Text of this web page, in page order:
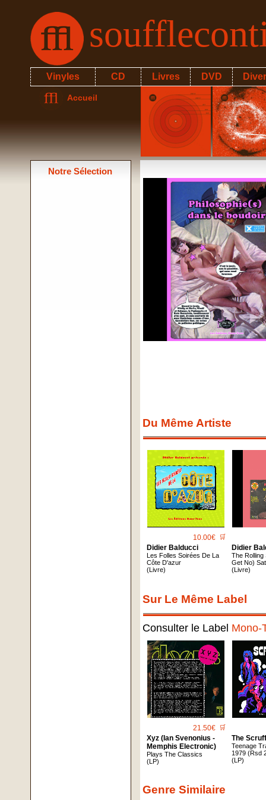
Vinyles CD Livres DVD
Accueil
Notre Sélection
Du Même Artiste
10.00€ 🛒
Didier Balducci
Les Folles Soirées De La
Côte D'azur
(Livre)
Didier
The
Get No)
(Livre)
Sur Le Même Label
Consulter le Label Mono-
21.50€ 🛒
Xyz (Ian Svenonius -
Memphis Electronic)
Plays The Classics
(LP)
The
Teenage
1979 (Rsd
(LP)
Genre Similaire